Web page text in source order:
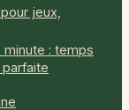
jeux,
: temps